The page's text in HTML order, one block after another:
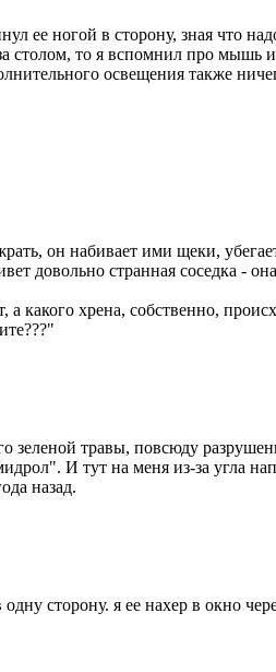
ногой в сторону, зная что
столом, то я вспомнил про
освещения также
он набивает ими щеки,
довольно странная соседка -
какого хрена, собственно,
травы, повсюду
И тут на меня из-за угла
назад.
сторону. я ее нахер в окно